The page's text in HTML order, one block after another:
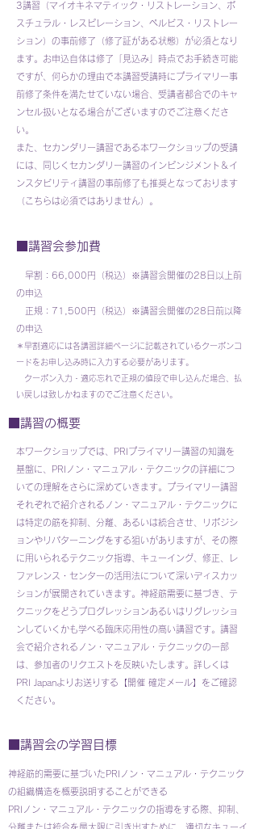
3講習（マイオキネマティック・リストレーション、ポ
スチュラル・レスピレーション、ぺルビス・リストレー
ション）の事前修了（修了証がある状態）が必須となり
ます。お申込自体は修了「見込み」時点でお手続き可能
ですが、何らかの理由で本講習受講時にプライマリー事
前修了条件を満たせていない場合、受講者都合でのキャ
ンセル扱いとなる場合がございますのでご注意くださ
い。
また、セカンダリー講習である本ワークショップの受講
には、同じくセカンダリー講習のインピンジメント＆イ
ンスタビリティ講習の事前修了も推奨となっております
（こちらは必須ではありません） 。
■講習会参加費
早割：66,000円（税込）※講習会開催の28日以上前
の申込
正規：71,500円（税込）※講習会開催の28日前以降
の申込
＊早割適応には各講習詳細ページに記載されているクーポンコ
ードをお申し込み時に入力する必要があります。
​ クーポン入力・適応忘れで正規の値段で申し込んだ場合、払
い戻しは致しかねますのでご注意ください。
■講習の概要
本ワークショップでは、PRIプライマリー講習の知識を
基盤に、PRIノン・マニュアル・テクニックの詳細につ
いての理解をさらに深めていきます。プライマリー講習
それぞれで紹介されるノン・マニュアル・テクニックに
は特定の筋を抑制、分離、あるいは統合させ、リポジシ
ョンやリパターニングをする狙いがありますが、その際
に用いられるテクニック指導、キューイング、修正、レ
ファレンス・センターの活用法について深いディスカッ
ションが展開されていきます。神経筋需要に基づき、テ
クニックをどうプログレッションあるいはリグレッショ
ンしていくかも学べる臨床応用性の高い講習です。講習
会で紹介されるノン・マニュアル・テクニックの一部
は、参加者のリクエストを反映いたします。詳しくは
PRI Japanよりお送りする【開催 確定メール】をご確認
ください。
■講習会の学習目標
神経筋的需要に基づいたPRIノン・マニュアル・テクニック
の組織構造を概要説明することができる
PRIノン・マニュアル・テクニックの指導をする際、抑制、
分離または統合を最大限に引き出すために、適切なキューイ